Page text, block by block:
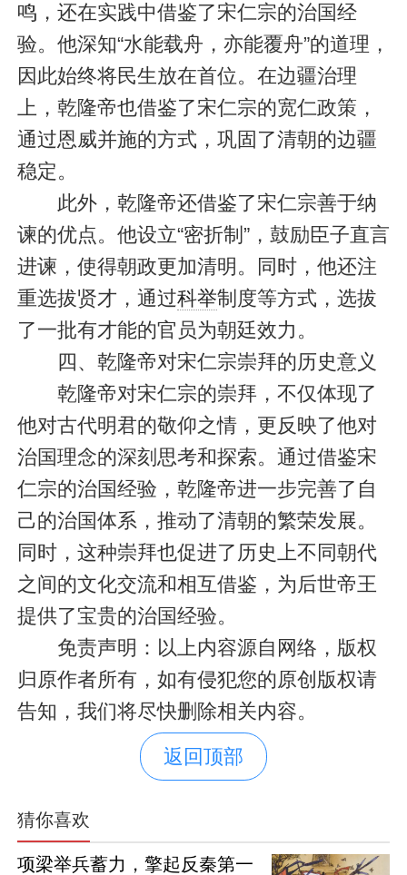
鸣，还在实践中借鉴了宋仁宗的治国经
验。他深知“水能载舟，亦能覆舟”的道理，
因此始终将民生放在首位。在边疆治理
上，乾隆帝也借鉴了宋仁宗的宽仁政策，
通过恩威并施的方式，巩固了清朝的边疆
稳定。
此外，乾隆帝还借鉴了宋仁宗善于纳
谏的优点。他设立“密折制”，鼓励臣子直言
进谏，使得朝政更加清明。同时，他还注
重选拔贤才，通过科举制度等方式，选拔
了一批有才能的官员为朝廷效力。
四、乾隆帝对宋仁宗崇拜的历史意义
乾隆帝对宋仁宗的崇拜，不仅体现了
他对古代明君的敬仰之情，更反映了他对
治国理念的深刻思考和探索。通过借鉴宋
仁宗的治国经验，乾隆帝进一步完善了自
己的治国体系，推动了清朝的繁荣发展。
同时，这种崇拜也促进了历史上不同朝代
之间的文化交流和相互借鉴，为后世帝王
提供了宝贵的治国经验。
免责声明：以上内容源自网络，版权
归原作者所有，如有侵犯您的原创版权请
告知，我们将尽快删除相关内容。
返回顶部
猜你喜欢
项梁举兵蓄力，擎起反秦第一